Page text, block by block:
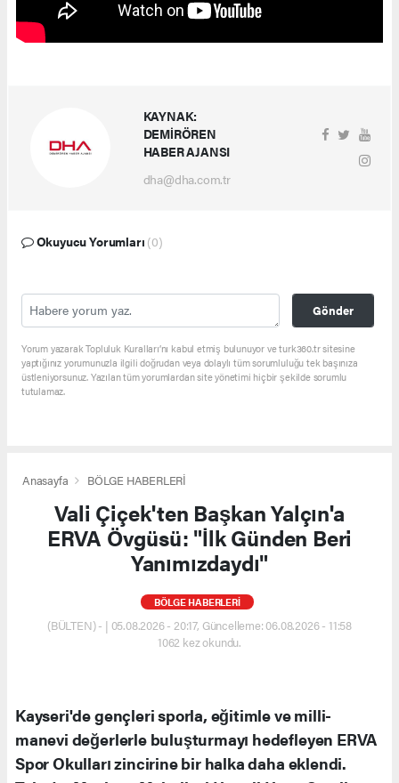
KAYNAK:
DEMİRÖREN
HABER AJANSI
dha@dha.com.tr
Okuyucu Yorumları (0)
Gönder
Yorum yazarak Topluluk Kuralları’nı kabul etmiş bulunuyor ve turk360.tr sitesine
yaptığınız yorumunuzla ilgili doğrudan veya dolaylı tüm sorumluluğu tek başınıza
üstleniyorsunuz. Yazılan tüm yorumlardan site yönetimi hiçbir şekilde sorumlu
tutulamaz.
Anasayfa BÖLGE HABERLERİ
Vali Çiçek'ten Başkan Yalçın'a
ERVA Övgüsü: "İlk Günden Beri
Yanımızdaydı"
BÖLGE HABERLERİ
(BÜLTEN) - | 05.08.2026 - 20:17, Güncelleme: 06.08.2026 - 11:58
1062 kez okundu.
Kayseri'de gençleri sporla, eğitimle ve milli-
manevi değerlerle buluşturmayı hedefleyen ERVA
Spor Okulları zincirine bir halka daha eklendi.